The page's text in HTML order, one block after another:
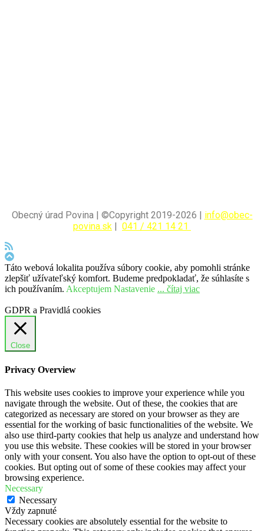
Obecný úrad Povina | ©Copyright 2019-2026 | info@obec-
povina.sk
041 / 421 14 21
Táto webová lokalita používa súbory cookie, aby pomohli stránke
zlepšiť užívateľský komfort. Budeme predpokladať, že súhlasíte s
ich používaním. Akceptujem Nastavenie ... čítaj viac
GDPR a Pravidlá cookies
Close
Privacy Overview
This website uses cookies to improve your experience while you
navigate through the website. Out of these, the cookies that are
categorized as necessary are stored on your browser as they are
essential for the working of basic functionalities of the website. We
also use third-party cookies that help us analyze and understand how
you use this website. These cookies will be stored in your browser
only with your consent. You also have the option to opt-out of these
cookies. But opting out of some of these cookies may affect your
browsing experience.
Necessary
Necessary
Vždy zapnuté
Necessary cookies are absolutely essential for the website to